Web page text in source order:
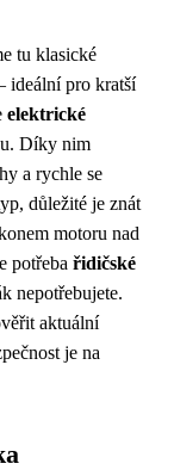
tu klasické
ideální pro kratší
elektrické
Díky nim
a rychle se
důležité je znát
motoru nad
potřeba řidičské
nepotřebujete.
aktuální
je na